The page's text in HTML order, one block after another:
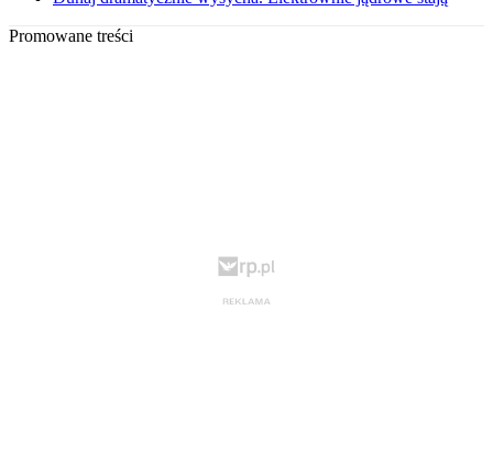
Promowane treści